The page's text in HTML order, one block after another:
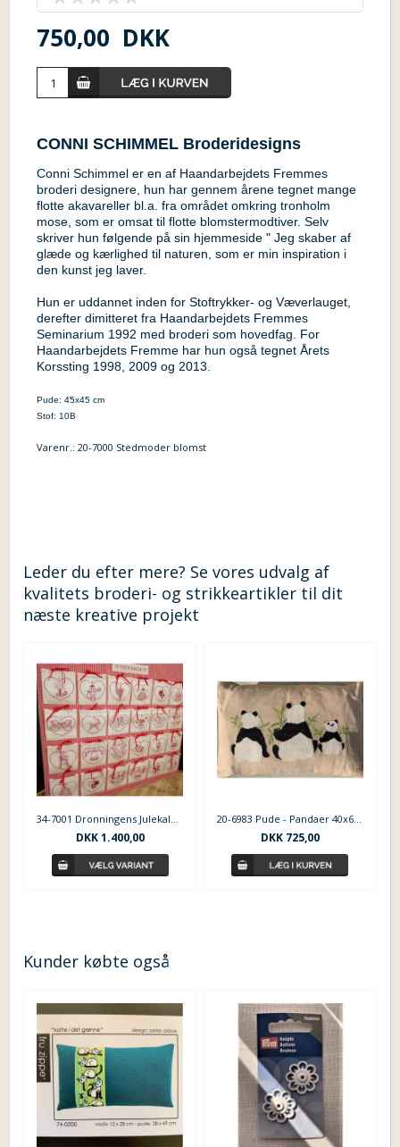
750,00 DKK
CONNI SCHIMMEL Broderidesigns
Conni Schimmel er en af Haandarbejdets Fremmes
broderi designere, hun har gennem årene tegnet mange
flotte akavareller bl.a. fra området omkring tronholm
mose, som er omsat til flotte blomstermodtiver. Selv
skriver hun følgende på sin hjemmeside " Jeg skaber af
glæde og kærlighed til naturen, som er min inspiration i
den kunst jeg laver.
Hun er uddannet inden for Stoftrykker- og Væverlauget,
derefter dimitteret fra Haandarbejdets Fremmes
Seminarium 1992 med broderi som hovedfag. For
Haandarbejdets Fremme har hun også tegnet Årets
Korssting 1998, 2009 og 2013.
Pude: 45x45 cm
Stof: 10B
Varenr.:20-7000 Stedmoder blomst
Leder du efter mere? Se vores udvalg af
kvalitets broderi- og strikkeartikler til dit
næste kreative projekt
DKK 1.400,00 DKK 725,00
Kunder købte også